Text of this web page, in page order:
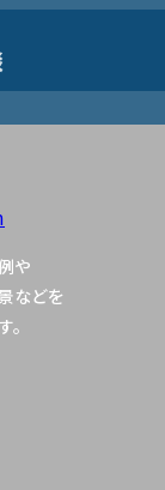
や
などを
。